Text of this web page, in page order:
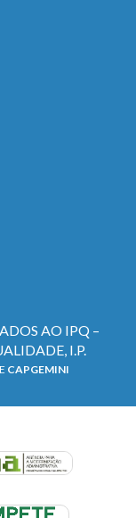
AO IPQ –
I.P.
E CAPGEMINI